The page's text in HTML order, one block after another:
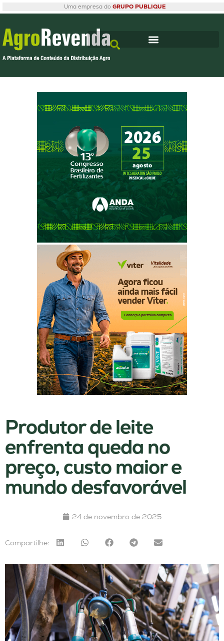
Uma empresa do GRUPO PUBLIQUE
Produtor de leite
enfrenta queda no
preço, custo maior e
mundo desfavorável
24 de novembro de 2025
Compartilhe: